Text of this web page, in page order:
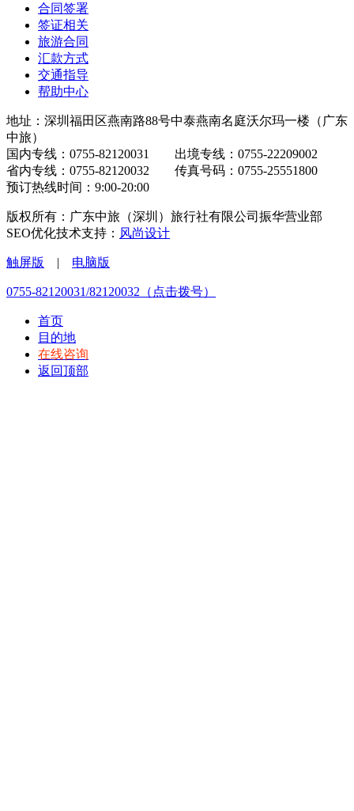
合同签署
签证相关
旅游合同
汇款方式
交通指导
帮助中心
地址：深圳福田区燕南路88号中泰燕南名庭沃尔玛一楼（广东
中旅）
国内专线：0755-82120031 出境专线：0755-22209002
省内专线：0755-82120032 传真号码：0755-25551800
预订热线时间：9:00-20:00
版权所有：广东中旅（深圳）旅行社有限公司振华营业部
SEO优化技术支持： 风尚设计
触屏版 | 电脑版
0755-82120031/82120032（点击拨号）
首页
目的地
在线咨询
返回顶部